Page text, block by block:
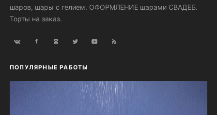
шаров, шары с гелием. ОФОРМЛЕНИЕ шарами СВАДЕБ.
Торты на заказ.
ПОПУЛЯРНЫЕ РАБОТЫ